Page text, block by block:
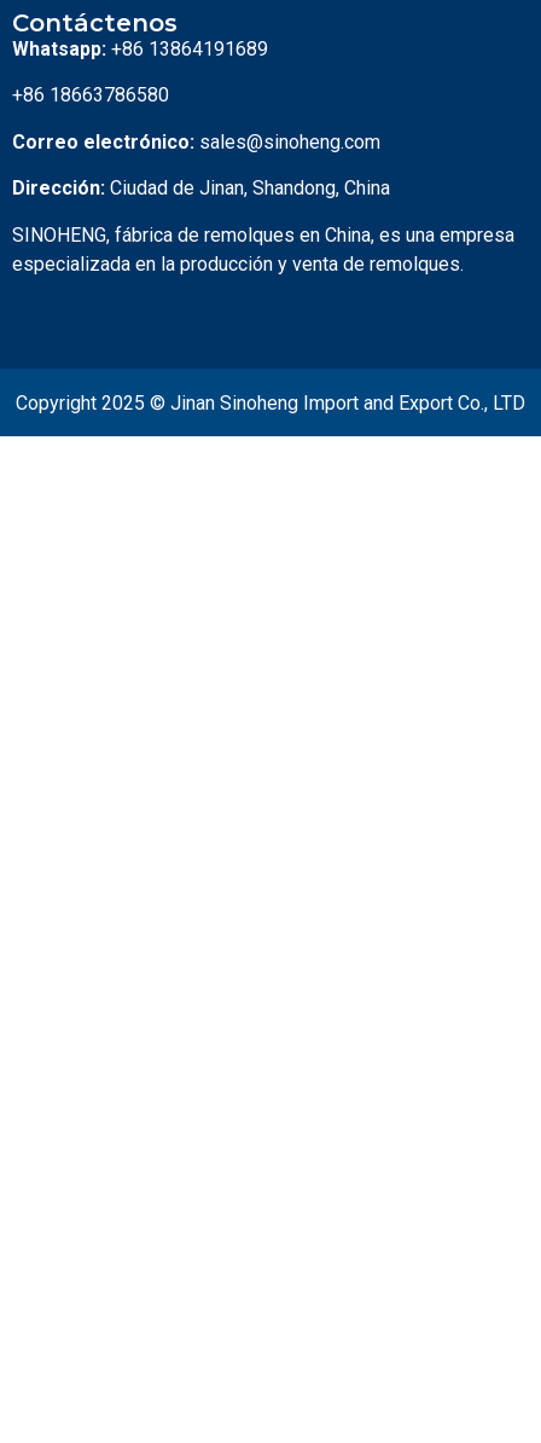
Contáctenos
Whatsapp: +86 13864191689
+86 18663786580
Correo electrónico: sales@sinoheng.com
Dirección: Ciudad de Jinan, Shandong, China
SINOHENG, fábrica de remolques en China, es una empresa
especializada en la producción y venta de remolques.
Copyright 2025 © Jinan Sinoheng Import and Export Co., LTD